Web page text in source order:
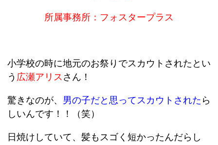
所属事務所：フォスタープラス
小学校の時に地元のお祭りでスカウトされたとい
う 広瀬アリス さん！
驚きなのが、 男の子だと思ってスカウトされた ら
しいんです！！（笑）
日焼けしていて、髪もスゴく短かったんだらし